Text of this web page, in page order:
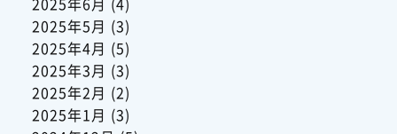
2025年5月 (3)
2025年4月 (5)
2025年3月 (3)
2025年2月 (2)
2025年1月 (3)